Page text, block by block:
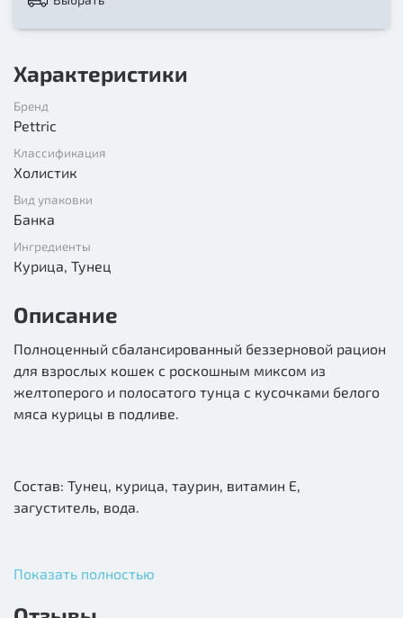
Характеристики
Бренд
Pettric
Классификация
Холистик
Вид упаковки
Банка
Ингредиенты
Курица, Тунец
Описание
Полноценный сбалансированный беззерновой рацион
для взрослых кошек с роскошным миксом из
желтоперого и полосатого тунца с кусочками белого
мяса курицы в подливе.
Состав: Тунец, курица, таурин, витамин Е,
загуститель, вода.
Гарантируемый анализ: Белок 13%, Жиры 0,2%, Сырая
Показать полностью